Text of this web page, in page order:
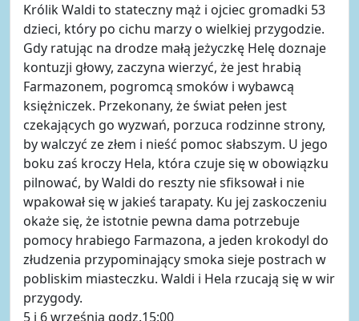
Królik Waldi to stateczny mąż i ojciec gromadki 53
dzieci, który po cichu marzy o wielkiej przygodzie.
Gdy ratując na drodze małą jeżyczkę Helę doznaje
kontuzji głowy, zaczyna wierzyć, że jest hrabią
Farmazonem, pogromcą smoków i wybawcą
księżniczek. Przekonany, że świat pełen jest
czekających go wyzwań, porzuca rodzinne strony,
by walczyć ze złem i nieść pomoc słabszym. U jego
boku zaś kroczy Hela, która czuje się w obowiązku
pilnować, by Waldi do reszty nie sfiksował i nie
wpakował się w jakieś tarapaty. Ku jej zaskoczeniu
okaże się, że istotnie pewna dama potrzebuje
pomocy hrabiego Farmazona, a jeden krokodyl do
złudzenia przypominający smoka sieje postrach w
pobliskim miasteczku. Waldi i Hela rzucają się w wir
przygody.
5 i 6 września godz.15:00